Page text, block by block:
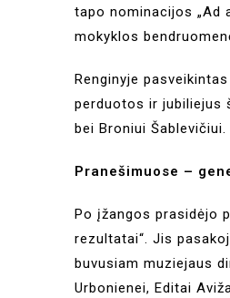
tapo nominacijos „Ad
mokyklos
Renginyje
perduotos ir jubiliejus
bei Broniui Šablevičiui.
Pranešimuose –
Po įžangos prasidėjo
rezultatai“. Jis
buvusiam muziejaus
Urbonienei, Editai